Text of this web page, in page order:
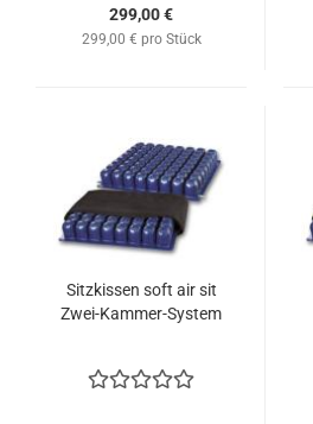
299,00 €
299,00 € pro Stück
Sitzkissen soft air sit
Zwei-Kammer-System